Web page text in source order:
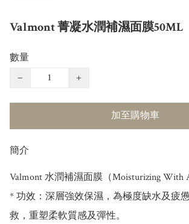
Valmont 菁凝水潤補濕面膜50ML
數量
−
+
加至購物車
簡介
Valmont 水潤補濕面膜（Moisturizing With
* ﻿﻿功效：深層強效保濕，為極度缺水及疲
救，重塑柔軟質感及彈性。